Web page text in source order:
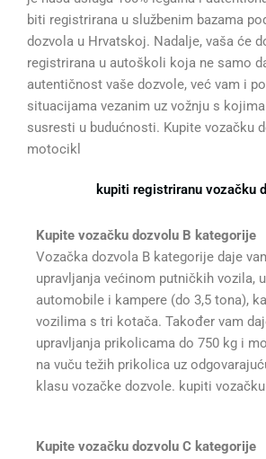
biti registrirana u službenim bazama
dozvola u Hrvatskoj. Nadalje, vaša će
registrirana u autoškoli koja ne samo
autentičnost vaše dozvole, već vam i
situacijama vezanim uz vožnju s
susresti u budućnosti. Kupite vozačku
motocikl
kupiti registriranu vozačku
Kupite vozačku dozvolu B kategorije
Vozačka dozvola B kategorije daje
upravljanja većinom putničkih vozila,
automobile i kampere (do 3,5 tona),
vozilima s tri kotača. Također vam
upravljanja prikolicama do 750 kg i
na vuču težih prikolica uz
klasu vozačke dozvole. kupiti
Kupite vozačku dozvolu C kategorije